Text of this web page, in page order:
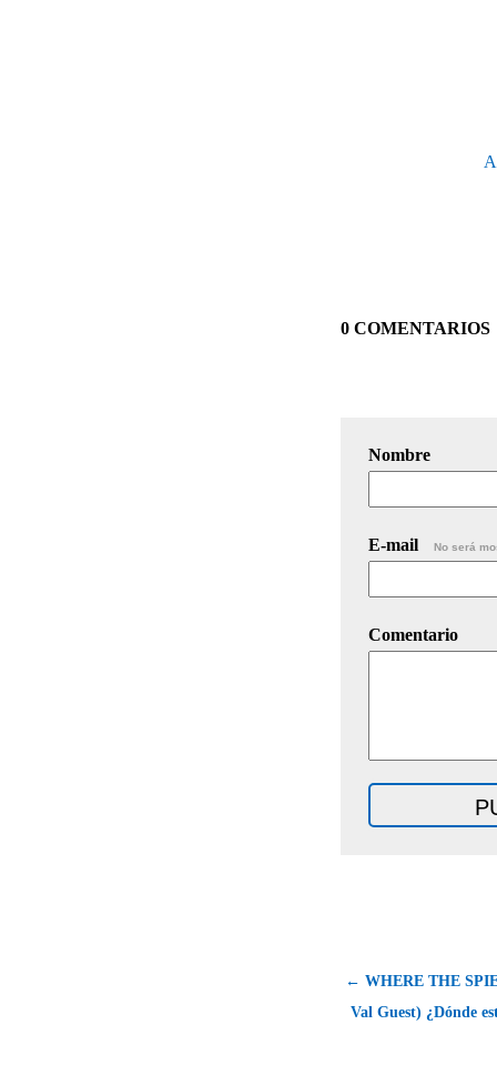
0 COMENTARIOS
Nombre
E-mail No será
Comentario
← WHERE THE
Val Guest) ¿Dónde